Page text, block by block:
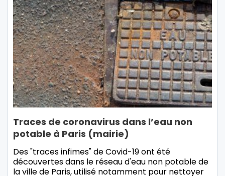
Traces de coronavirus dans l’eau non
potable à Paris (mairie)
Des "traces infimes" de Covid-19 ont été
découvertes dans le réseau d'eau non potable de
la ville de Paris, utilisé notamment pour nettoyer